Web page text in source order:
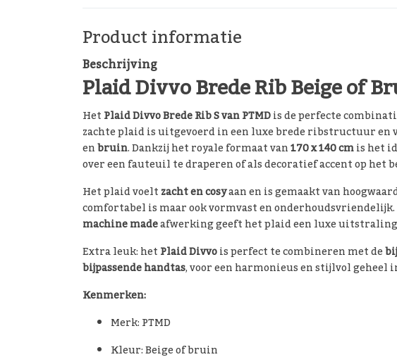
Product informatie
Beschrijving
Plaid Divvo Brede Rib Beige of
HetPlaid Divvo Brede Rib S van PTMDis de perfecte
zachte plaid is uitgevoerd in een luxe brede ribstructuur
enbruin. Dankzij het royale formaat van170 x 140 cmis het
over een fauteuil te draperen of als decoratief accent op het
Het plaid voeltzacht en cosyaan en is gemaakt van
comfortabel is maar ook vormvast en
machine madeafwerking geeft het plaid een luxe
Extra leuk: hetPlaid Divvois perfect te combineren met de
bijpassende handtas, voor een harmonieus en stijlvol geheel
Kenmerken:
Merk: PTMD
Kleur: Beige of bruin